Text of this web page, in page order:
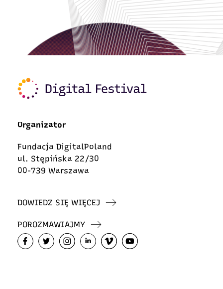
Organizator
Fundacja DigitalPoland
ul. Stępińska 22/30
00-739 Warszawa
DOWIEDZ SIĘ WIĘCEJ
POROZMAWIAJMY